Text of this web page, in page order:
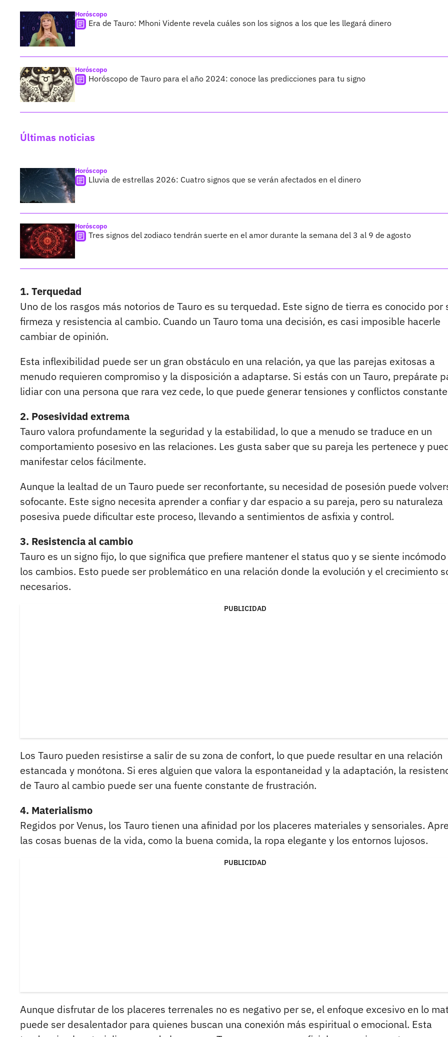
Horóscopo
Era de Tauro: Mhoni Vidente revela cuáles son los signos a los que les llegará dinero
Horóscopo
Horóscopo de Tauro para el año 2024: conoce las predicciones para tu signo
Últimas noticias
Horóscopo
Lluvia de estrellas 2026: Cuatro signos que se verán afectados en el dinero
Horóscopo
Tres signos del zodiaco tendrán suerte en el amor durante la semana del 3 al 9 de agosto
1. Terquedad
Uno de los rasgos más notorios de Tauro es su terquedad. Este signo de tierra es conocido por
firmeza y resistencia al cambio. Cuando un Tauro toma una decisión, es casi imposible hacerle
cambiar de opinión.
Esta inflexibilidad puede ser un gran obstáculo en una relación, ya que las parejas exitosas a
menudo requieren compromiso y la disposición a adaptarse. Si estás con un Tauro, prepárate
lidiar con una persona que rara vez cede, lo que puede generar tensiones y conflictos
2. Posesividad extrema
Tauro valora profundamente la seguridad y la estabilidad, lo que a menudo se traduce en un
comportamiento posesivo en las relaciones. Les gusta saber que su pareja les pertenece y
manifestar celos fácilmente.
Aunque la lealtad de un Tauro puede ser reconfortante, su necesidad de posesión puede
sofocante. Este signo necesita aprender a confiar y dar espacio a su pareja, pero su naturaleza
posesiva puede dificultar este proceso, llevando a sentimientos de asfixia y control.
3. Resistencia al cambio
Tauro es un signo fijo, lo que significa que prefiere mantener el status quo y se siente
los cambios. Esto puede ser problemático en una relación donde la evolución y el crecimiento
necesarios.
PUBLICIDAD
Los Tauro pueden resistirse a salir de su zona de confort, lo que puede resultar en una relación
estancada y monótona. Si eres alguien que valora la espontaneidad y la adaptación, la
de Tauro al cambio puede ser una fuente constante de frustración.
4. Materialismo
Regidos por Venus, los Tauro tienen una afinidad por los placeres materiales y sensoriales.
las cosas buenas de la vida, como la buena comida, la ropa elegante y los entornos lujosos.
PUBLICIDAD
Aunque disfrutar de los placeres terrenales no es negativo per se, el enfoque excesivo en lo
puede ser desalentador para quienes buscan una conexión más espiritual o emocional. Esta